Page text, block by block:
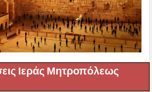
Ιεράς Μητροπόλεως